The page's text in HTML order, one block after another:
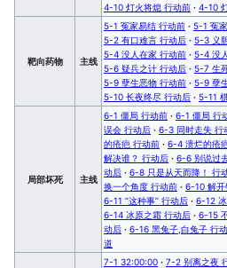
4-10 灯火将熄 行动前 · 4-10
靶向药物 主线
5-1 冤家易结 行动前 · 5-1 冤
5-2 有口难言 行动后 · 5-3 义
5-4 没人在家 行动前 · 5-4 没
5-6 疑兵之计 行动后 · 5-7 生
5-9 孽生恶物 行动前 · 5-9 孽
5-10 长夜终尽 行动后 · 5-11
局部坏死 主线
6-1 僵局 行动前 · 6-1 僵局 行
误会 行动后 · 6-3 同时走失 行
的疮疤 行动前 · 6-4 溃烂的疮
解决谁？ 行动后 · 6-6 别说过
动后 · 6-8 只是从天而降！ 行
换一个角度 行动前 · 6-10 解开
6-11 “这种事” 行动后 · 6-12
6-14 冰原之霜 行动后 · 6-15
动后 · 6-16 黑兔子,白兔子 行
道
7-1 32:00:00 · 7-2 别离之夜